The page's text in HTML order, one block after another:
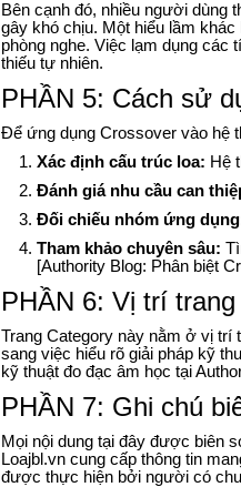
Bên cạnh đó, nhiều người dùng
gây khó chịu. Một hiểu lầm
phòng nghe. Việc lạm dụng các
thiếu tự nhiên.
PHẦN 5: Cách sử
Để ứng dụng Crossover vào hệ
Xác định cấu trúc loa: Hệ
Đánh giá nhu cầu can
Đối chiếu nhóm ứng
Tham khảo chuyên sâu:
[Authority Blog: Phân biệt
PHẦN 6: Vị trí
Trang Category này nằm ở vị trí
sang việc hiểu rõ giải pháp kỹ
kỹ thuật đo đạc âm học tại
PHẦN 7: Ghi chú
Mọi nội dung tại đây được biên
Loajbl.vn cung cấp thông tin
được thực hiện bởi người có